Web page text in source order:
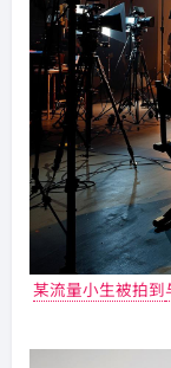
某流量小生被拍到